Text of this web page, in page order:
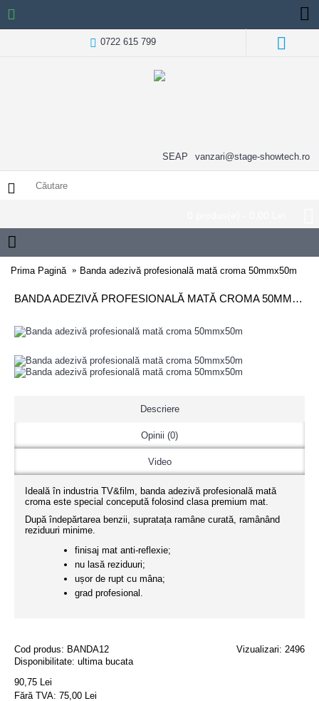
0722 615 799
SEAP vanzari@stage-showtech.ro
Prima Pagină Banda adezivă profesională mată croma 50mmx50m
BANDA ADEZIVĂ PROFESIONALĂ MATĂ CROMA 50MMX50M
Descriere
Opinii (0)
Video
Ideală în industria TV&film, banda adezivă profesională mată
croma este special concepută folosind clasa premium mat.
După îndepărtarea benzii, supratața ramâne curată, ramânând
reziduuri minime.
finisaj mat anti-reflexie;
nu lasă reziduuri;
ușor de rupt cu mâna;
grad profesional.
Vizualizari: 2496
Cod produs: BANDA12
Disponibilitate: ultima bucata
90,75 Lei
Fără TVA: 75,00 Lei